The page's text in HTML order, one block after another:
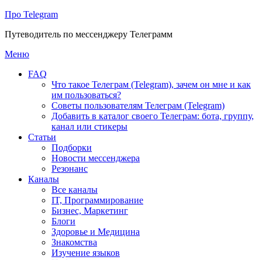
Про Telegram
Путеводитель по мессенджеру Телеграмм
Перейти
содержимому
Меню
FAQ
Что такое Телеграм (Telegram), зачем он мне и как
им пользоваться?
Советы пользователям Телеграм (Telegram)
Добавить в каталог своего Телеграм: бота, группу,
канал или стикеры
Статьи
Подборки
Новости мессенджера
Резонанс
Каналы
Все каналы
IT, Программирование
Бизнес, Маркетинг
Блоги
Здоровье и Медицина
Знакомства
Изучение языков